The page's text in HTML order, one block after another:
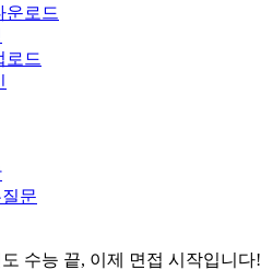
운로드
로드
문
수능 끝, 이제 면접 시작입니다!